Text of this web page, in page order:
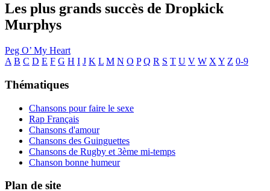
Les plus grands succès de Dropkick
Murphys
Peg O’ My Heart
A B C D E F G H I J K L M N O P Q R S T U V W X Y Z 0-9
Thématiques
Chansons pour faire le sexe
Rap Français
Chansons d'amour
Chansons des Guinguettes
Chansons de Rugby et 3ème mi-temps
Chanson bonne humeur
Plan de site